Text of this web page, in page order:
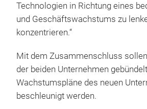
Technologien in Richtung eines
und Geschäftswachstums zu
konzentrieren.“
Mit dem Zusammenschluss
der beiden Unternehmen
Wachstumspläne des neuen
beschleunigt werden.